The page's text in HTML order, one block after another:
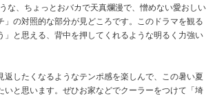
な、ちょっとおバカで天真爛漫で、憎めない愛おしい
」の対照的な部分が見どころです。このドラマを観る
」と思える、背中を押してくれるような明るく力強い
返したくなるようなテンポ感を楽しんで、この暑い夏
いと思います。ぜひお家などでクーラーをつけて「埼